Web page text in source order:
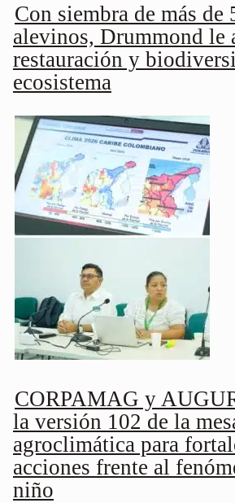
Con siembra de más de
alevinos, Drummond le
restauración y
ecosistema
CORPAMAG y
la versión 102 de la
agroclimática para
acciones frente al
niño